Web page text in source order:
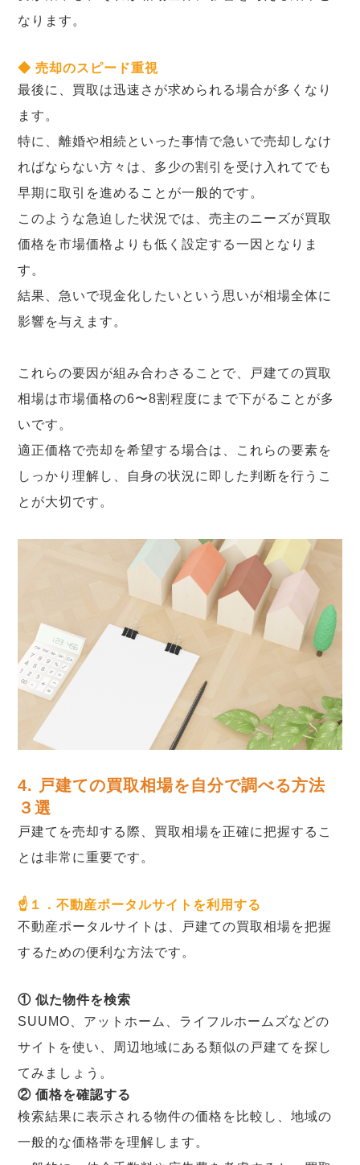
なります。
◆ 売却のスピード重視
最後に、買取は迅速さが求められる場合が多くなり
ます。
特に、離婚や相続といった事情で急いで売却しなけ
ればならない方々は、多少の割引を受け入れてでも
早期に取引を進めることが一般的です。
このような急迫した状況では、売主のニーズが買取
価格を市場価格よりも低く設定する一因となりま
す。
結果、急いで現金化したいという思いが相場全体に
影響を与えます。
これらの要因が組み合わさることで、戸建ての買取
相場は市場価格の6〜8割程度にまで下がることが多
いです。
適正価格で売却を希望する場合は、これらの要素を
しっかり理解し、自身の状況に即した判断を行うこ
とが大切です。
4. 戸建ての買取相場を自分で調べる方法
３選
戸建てを売却する際、買取相場を正確に把握するこ
とは非常に重要です。
☝１．不動産ポータルサイトを利用する
不動産ポータルサイトは、戸建ての買取相場を把握
するための便利な方法です。
① 似た物件を検索
SUUMO、アットホーム、ライフルホームズなどの
サイトを使い、周辺地域にある類似の戸建てを探し
てみましょう。
② 価格を確認する
検索結果に表示される物件の価格を比較し、地域の
一般的な価格帯を理解します。